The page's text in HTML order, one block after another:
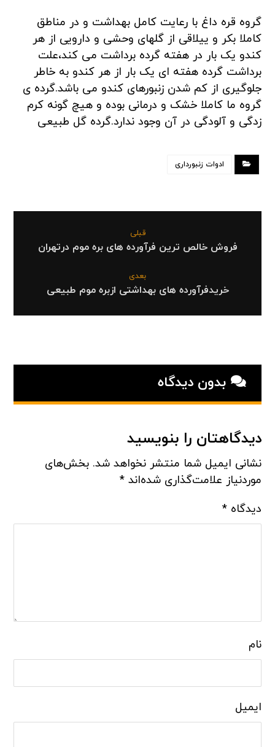
گروه قره داغ با رعایت کامل بهداشت و در مناطق
کاملا بکر و ییلاقی از گلهای وحشی و دارویی از هر
کندو یک بار در هفته گرده برداشت می کند،علت
برداشت گرده هفته ای یک بار از هر کندو به خاطر
جلوگیری از کم شدن زنبورهای کندو می باشد.گرده ی
گروه ما کاملا خشک و درمانی بوده و هیچ گونه کرم
زدگی و آلودگی در آن وجود ندارد.گرده گل طبیعی
ادوات زنبورداری
قبلی
فروش خالص ترین فرآورده های بره موم درتهران
بعدی
خریدفرآورده های بهداشتی ازبره موم طبیعی
بدون دیدگاه
دیدگاهتان را بنویسید
نشانی ایمیل شما منتشر نخواهد شد. بخش‌های
موردنیاز علامت‌گذاری شده‌اند*
دیدگاه*
نام
ایمیل